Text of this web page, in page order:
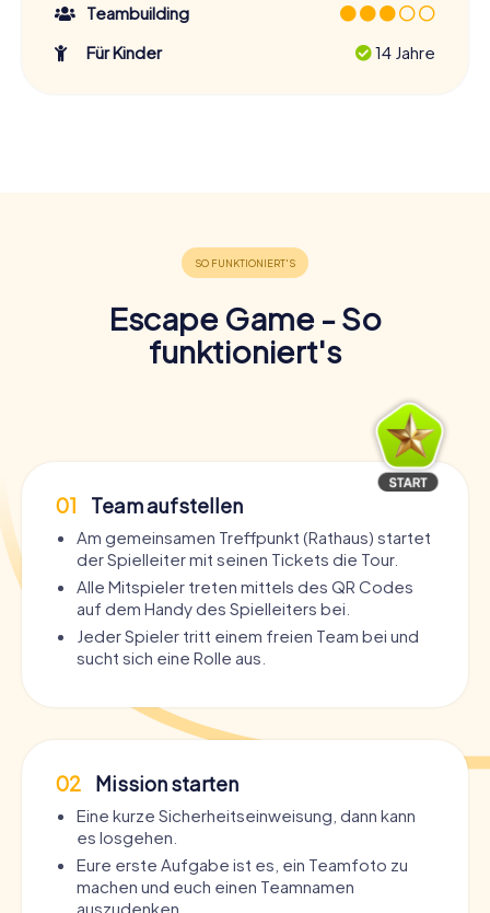
Teambuilding
Für Kinder
14 Jahre
Escape Game - So
funktioniert's
01 Team aufstellen
Am gemeinsamen Treffpunkt (Rathaus) startet
der Spielleiter mit seinen Tickets die Tour.
Alle Mitspieler treten mittels des QR Codes
auf dem Handy des Spielleiters bei.
Jeder Spieler tritt einem freien Team bei und
sucht sich eine Rolle aus.
02 Mission starten
Eine kurze Sicherheitseinweisung, dann kann
es losgehen.
Eure erste Aufgabe ist es, ein Teamfoto zu
machen und euch einen Teamnamen
auszudenken.